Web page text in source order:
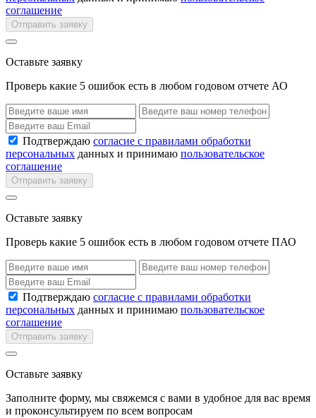
соглашение
Отправить заявку
Оставьте заявку
Проверь какие 5 ошибок есть в любом годовом отчете АО
Подтверждаю согласие с правилами обработки
персональных данных и принимаю пользовательское
соглашение
Отправить заявку
Оставьте заявку
Проверь какие 5 ошибок есть в любом годовом отчете ПАО
Подтверждаю согласие с правилами обработки
персональных данных и принимаю пользовательское
соглашение
Отправить заявку
Оставьте заявку
Заполните форму, мы свяжемся с вами в удобное для вас время
и проконсультируем по всем вопросам